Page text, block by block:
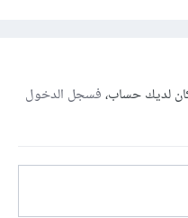
لديك حساب،فسجل الدخول